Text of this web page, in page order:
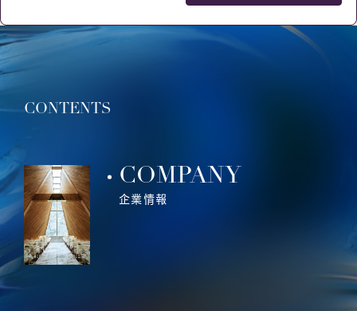
CONTENTS
COMPANY
企業情報